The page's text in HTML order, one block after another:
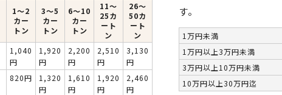
1〜2
カー
トン
3〜5
カー
トン
6〜10
カー
トン
11～
25カ
ート
ン
26～
50カ
ート
ン
1,040
円
1,920
円
2,200
円
2,510
円
3,130
円
820円
1,320
円
1,610
円
1,920
円
2,460
円
す。
1万円未満
1万円以上3万円未満
3万円以上10万円未満
10万円以上30万円迄